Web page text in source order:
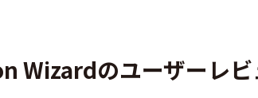
Wizardのユーザーレビ